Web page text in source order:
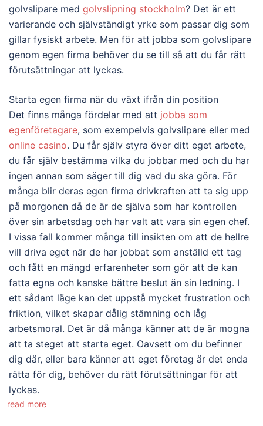
golvslipare med golvslipning stockholm? Det är ett
varierande och självständigt yrke som passar dig som
gillar fysiskt arbete. Men för att jobba som golvslipare
genom egen firma behöver du se till så att du får rätt
förutsättningar att lyckas.
Starta egen firma när du växt ifrån din position
Det finns många fördelar med att jobba som
egenföretagare, som exempelvis golvslipare eller med
online casino. Du får själv styra över ditt eget arbete,
du får själv bestämma vilka du jobbar med och du har
ingen annan som säger till dig vad du ska göra. För
många blir deras egen firma drivkraften att ta sig upp
på morgonen då de är de själva som har kontrollen
över sin arbetsdag och har valt att vara sin egen chef.
I vissa fall kommer många till insikten om att de hellre
vill driva eget när de har jobbat som anställd ett tag
och fått en mängd erfarenheter som gör att de kan
fatta egna och kanske bättre beslut än sin ledning. I
ett sådant läge kan det uppstå mycket frustration och
friktion, vilket skapar dålig stämning och låg
arbetsmoral. Det är då många känner att de är mogna
att ta steget att starta eget. Oavsett om du befinner
dig där, eller bara känner att eget företag är det enda
rätta för dig, behöver du rätt förutsättningar för att
lyckas.
read more